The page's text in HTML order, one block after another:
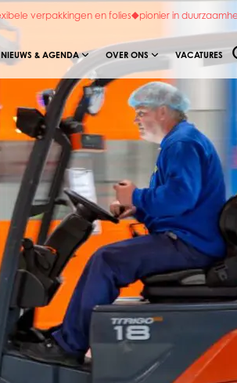
verpakkingen en folies pionier in
NIEUWS & AGENDA OVER ONS VACATURES